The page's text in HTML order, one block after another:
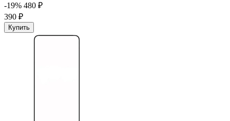
-19% 480 ₽
390 ₽
Купить